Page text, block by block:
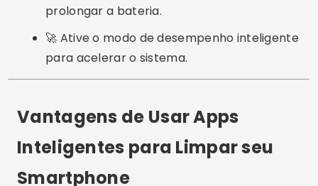
prolongar a bateria.
🚀 Ative o modo de desempenho inteligente
para acelerar o sistema.
Vantagens de Usar Apps
Inteligentes para Limpar seu
Smartphone